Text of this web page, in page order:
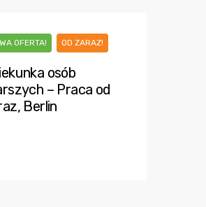
OFERTA! OD ZARAZ!
osób
– Praca od
Berlin